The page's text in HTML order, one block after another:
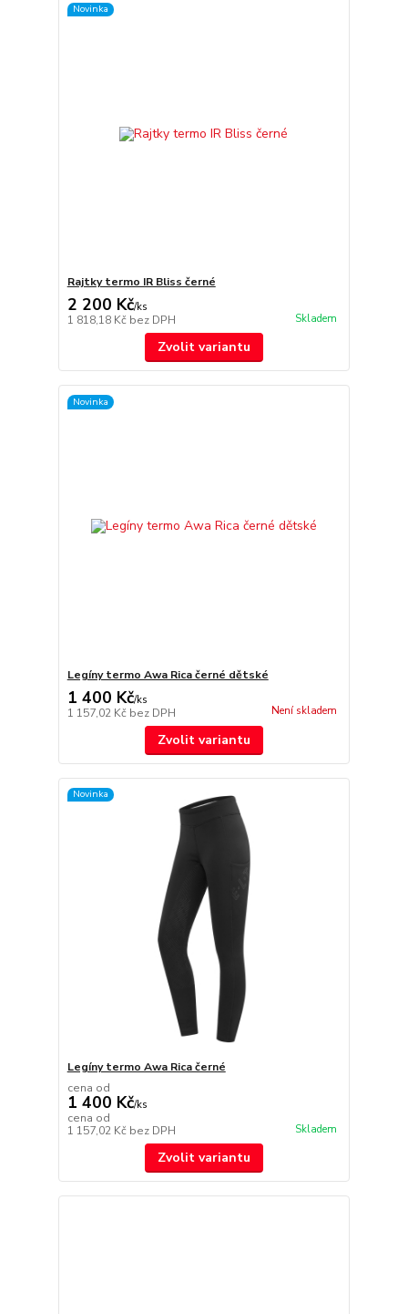
Novinka
Rajtky termo IR Bliss černé
2 200 Kč/ks
1 818,18 Kč bez DPH Skladem
Zvolit variantu
Novinka
Legíny termo Awa Rica černé dětské
1 400 Kč/ks
1 157,02 Kč bez DPH Není skladem
Zvolit variantu
Novinka
Legíny termo Awa Rica černé
cena od
1 400 Kč/ks
cena od
1 157,02 Kč bez DPH Skladem
Zvolit variantu